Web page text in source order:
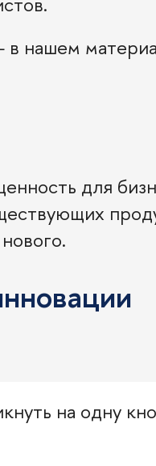
нашем
для
на одну